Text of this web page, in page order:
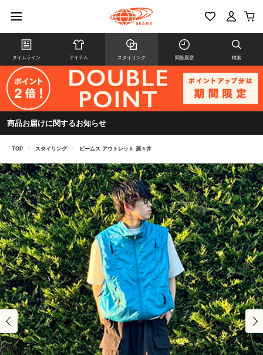
タイムライン アイテム スタイリング 閲覧履歴 検索
商品お届けに関するお知らせ
TOP > スタイリング > ビームス アウトレット 酒々井